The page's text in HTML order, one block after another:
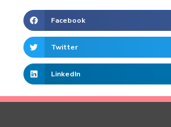
Facebook
Twitter
LinkedIn